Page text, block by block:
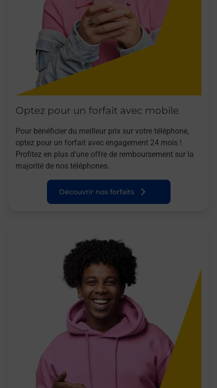
Optez pour un forfait avec mobile
Pour bénéficier du meilleur prix sur votre téléphone,
optez pour un forfait avec engagement 24 mois !
Profitez en plus d’une offre de remboursement sur la
majorité de nos téléphones.
Découvrir nos forfaits